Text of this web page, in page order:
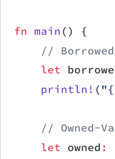
fn main() {
//
    let
    println!
(
// Owned-
    let
owned :